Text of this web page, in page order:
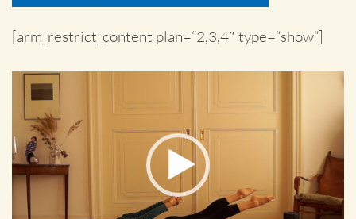
[arm_restrict_content plan=“2,3,4″ type=“show“]
Video-
Player